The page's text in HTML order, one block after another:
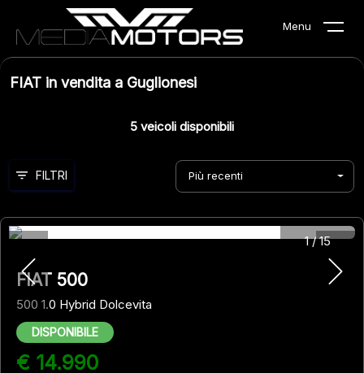
Menu
FIAT in vendita a Guglionesi
5 veicoli disponibili
Più recenti
FILTRI
1 /15
FIAT 500
500 1.0 Hybrid Dolcevita
DISPONIBILE
€ 14.990